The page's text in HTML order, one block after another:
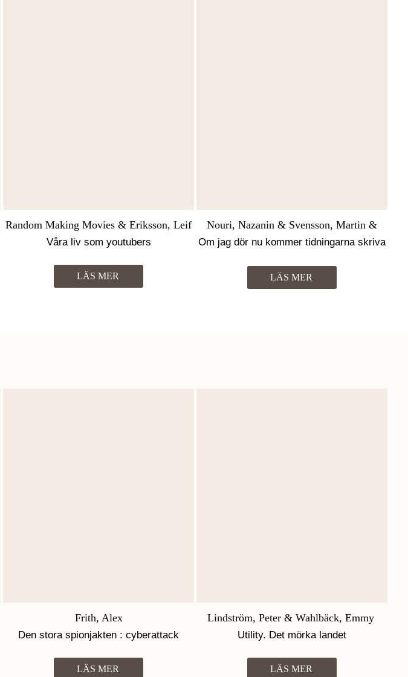
Random Making Movies & Eriksson, Leif
& Svensson, Martin
Våra liv som youtubers
LÄS MER
Nouri, Nazanin & Svensson, Martin &
Eriksson, Leif & Gesén, Pernilla
Om jag dör nu kommer tidningarna skriva
LÄS MER
Frith, Alex
Den stora spionjakten : cyberattack
LÄS MER
Lindström, Peter & Wahlbäck, Emmy
Utility. Det mörka landet
LÄS MER